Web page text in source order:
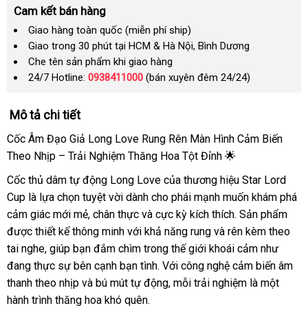
Cam kết bán hàng
Giao hàng toàn quốc (miễn phí ship)
Giao trong 30 phút tại HCM & Hà Nội, Bình Dương
Che tên sản phẩm khi giao hàng
24/7 Hotline: 0938411000 (bán xuyên đêm 24/24)
Mô tả chi tiết
Cốc Âm Đạo Giả Long Love Rung Rên Màn Hình Cảm Biến
Theo Nhịp – Trải Nghiệm Thăng Hoa Tột Đỉnh 🌟
Cốc thủ dâm tự động Long Love của thương hiệu Star Lord
Cup là lựa chọn tuyệt vời dành cho phái mạnh muốn khám phá
cảm giác mới mẻ, chân thực và cực kỳ kích thích. Sản phẩm
được thiết kế thông minh với khả năng rung và rên kèm theo
tai nghe, giúp bạn đắm chìm trong thế giới khoái cảm như
đang thực sự bên cạnh bạn tình. Với công nghệ cảm biến âm
thanh theo nhịp và bú mút tự động, mỗi trải nghiệm là một
hành trình thăng hoa khó quên.